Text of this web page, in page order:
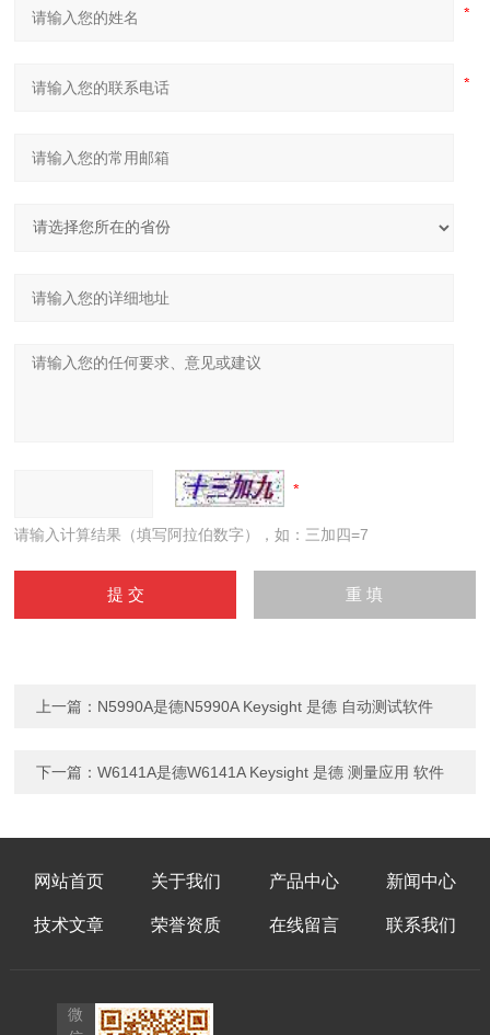
请输入计算结果（填写阿拉伯数字），如：三加四=7
上一篇： N5990A是德N5990A Keysight 是德 自动测试软件
下一篇：W6141A是德W6141A Keysight 是德 测量应用 软件
网站首页 关于我们 产品中心 新闻中心
技术文章 荣誉资质 在线留言 联系我们
微